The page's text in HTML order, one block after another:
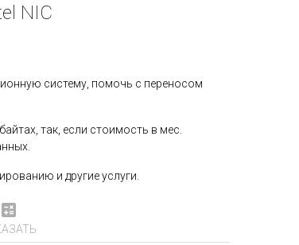
NIC
систему, помочь с переносом
так, если стоимость в мес.
и другие услуги.
calculate